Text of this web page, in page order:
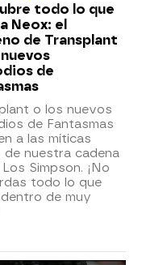
todo lo que
a Neox: el
de Transplant
de
o los nuevos
de Fantasmas
a las míticas
de nuestra cadena
Simpson. ¡No
todo lo que
de muy